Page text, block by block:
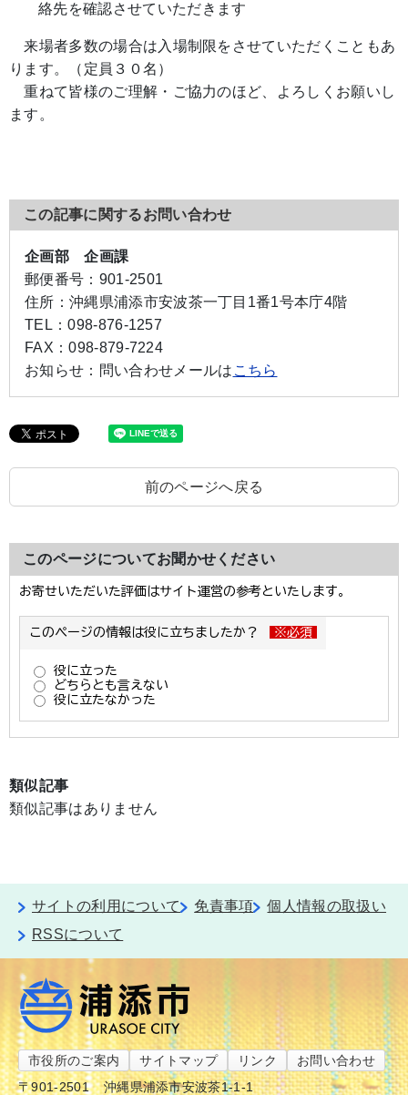
絡先を確認させていただきます
来場者多数の場合は入場制限をさせていただくこともあ
ります。（定員３０名）
重ねて皆様のご理解・ご協力のほど、よろしくお願いし
ます。
この記事に関するお問い合わせ
企画部 企画課
郵便番号： 901-2501
住所： 沖縄県浦添市安波茶一丁目1番1号本庁4階
TEL：098-876-1257
FAX：098-879-7224
お知らせ： 問い合わせメールは こちら
前のページへ戻る
このページについてお聞かせください
類似記事
類似記事はありません
サイトの利用について 免責事項
個人情報の取扱い
RSSについて
市役所のご案内 サイトマップ リンク
お問い合わせ
〒901-2501
沖縄県浦添市安波茶1-1-1